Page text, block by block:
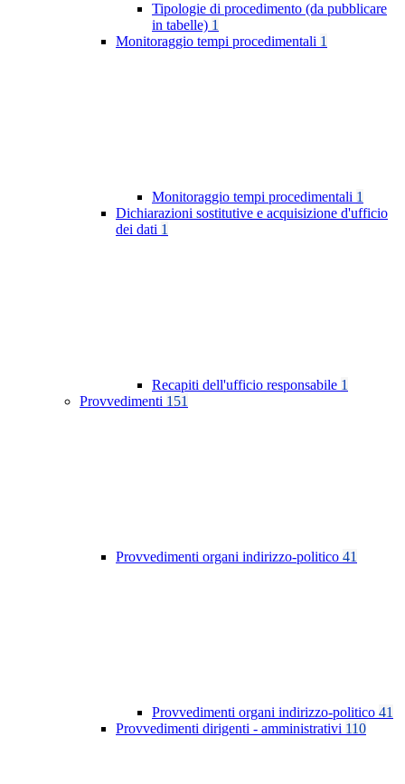
Tipologie di procedimento (da pubblicare
in tabelle) 1
Monitoraggio tempi procedimentali 1
Monitoraggio tempi procedimentali 1
Dichiarazioni sostitutive e acquisizione d'ufficio
dei dati 1
Recapiti dell'ufficio responsabile 1
Provvedimenti 151
Provvedimenti organi indirizzo-politico 41
Provvedimenti organi indirizzo-politico 41
Provvedimenti dirigenti - amministrativi 110